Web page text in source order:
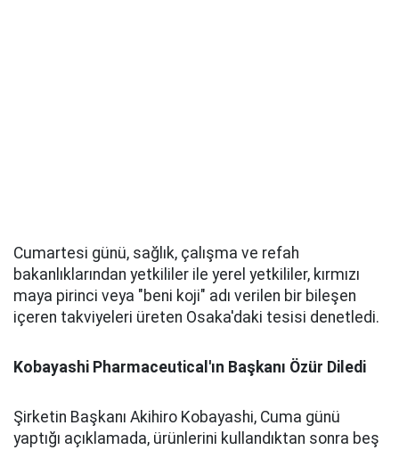
Cumartesi günü, sağlık, çalışma ve refah
bakanlıklarından yetkililer ile yerel yetkililer, kırmızı
maya pirinci veya "beni koji" adı verilen bir bileşen
içeren takviyeleri üreten Osaka'daki tesisi denetledi.
Kobayashi Pharmaceutical'ın Başkanı Özür Diledi
Şirketin Başkanı Akihiro Kobayashi, Cuma günü
yaptığı açıklamada, ürünlerini kullandıktan sonra beş